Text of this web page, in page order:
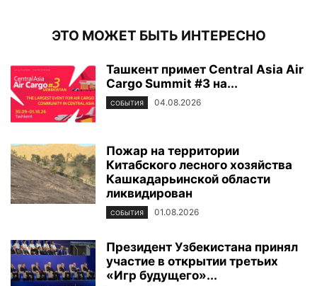
ЭТО МОЖЕТ БЫТЬ ИНТЕРЕСНО
Ташкент примет Central Asia Air
Cargo Summit #3 на...
СОБЫТИЯ 04.08.2026
Пожар на территории
Китабского лесного хозяйства
Кашкадарьинской области
ликвидирован
СОБЫТИЯ 01.08.2026
Президент Узбекистана принял
участие в открытии третьих
«Игр будущего»...